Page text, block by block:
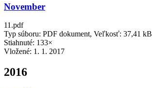
November
11.pdf
Typ súboru: PDF dokument, Veľkosť: 37,41 kB
Stiahnuté: 133×
Vložené: 1. 1. 2017
2016